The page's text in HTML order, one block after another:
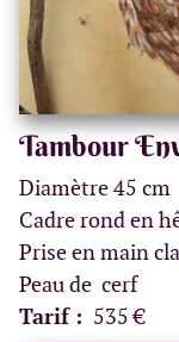
Tambour
Diamètre 45 cm
Cadre rond en
Prise en main
Peau de cerf
Tarif : 535 €